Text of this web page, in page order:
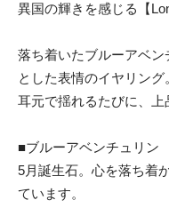
異国の輝きを感じる【
落ち着いたブルーアベ
とした表情のイヤリング
耳元で揺れるたびに、上
■ブルーアベンチュリン
5月誕生石。心を落ち着
ています。